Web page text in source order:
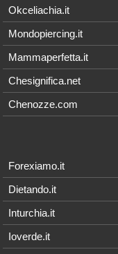
Okceliachia.it
Mondopiercing.it
Mammaperfetta.it
Chesignifica.net
Chenozze.com
Forexiamo.it
Dietando.it
Inturchia.it
Ioverde.it